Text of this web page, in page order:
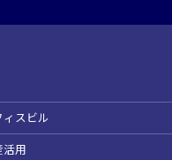
ィスビル
活用
年末年始を除く）